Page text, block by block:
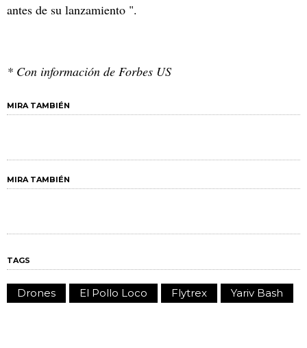
antes de su lanzamiento ".
* Con información de Forbes US
MIRA TAMBIÉN
MIRA TAMBIÉN
TAGS
Drones El Pollo Loco Flytrex Yariv Bash